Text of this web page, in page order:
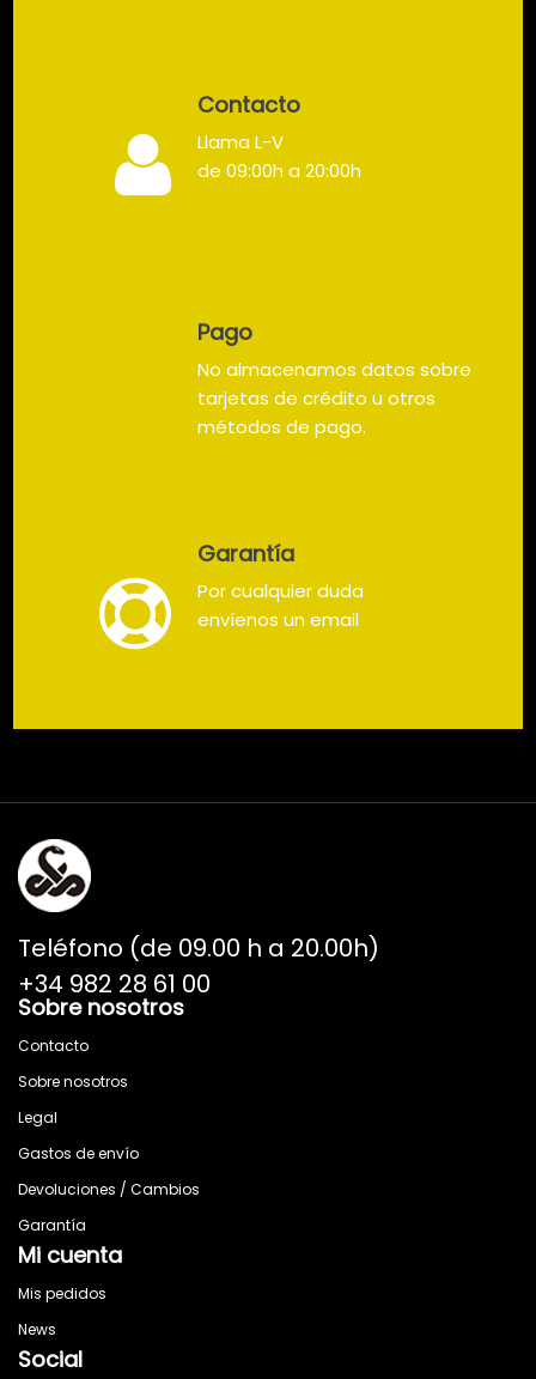
Contacto
Llama L-V
de 09:00h a 20:00h
Pago
No almacenamos datos sobre
tarjetas de crédito u otros
métodos de pago.
Garantía
Por cualquier duda
envíenos un email
Teléfono (de 09.00 h a 20.00h)
+34 982 28 61 00
Sobre nosotros
Contacto
Sobre nosotros
Legal
Gastos de envío
Devoluciones / Cambios
Garantía
Mi cuenta
Mis pedidos
News
Social